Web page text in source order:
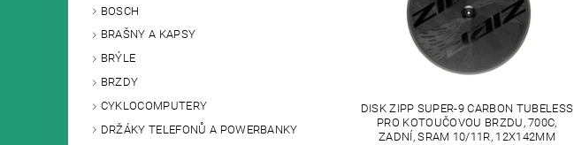
BOSCH
BRAŠNY A KAPSY
BRÝLE
BRZDY
CYKLOCOMPUTERY
DRŽÁKY TELEFONŮ A POWERBANKY
DISK ZIPP SUPER-9 CARBON TUBELESS
PRO KOTOUČOVOU BRZDU, 700C,
ZADNÍ, SRAM 10/11R, 12X142MM